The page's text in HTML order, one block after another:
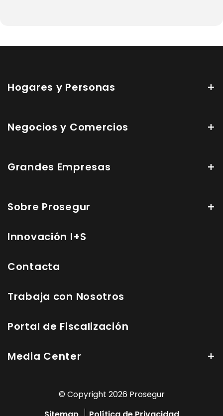
Hogares y Personas
Negocios y Comercios
Grandes Empresas
Sobre Prosegur
Innovación I+S
Contacta
Trabaja con Nosotros
Portal de Fiscalización
Media Center
© Copyright 2026 Prosegur